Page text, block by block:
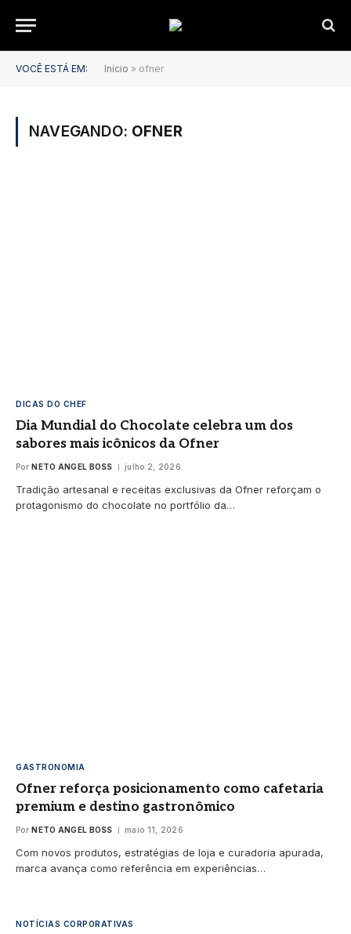
VOCÊ ESTÁ EM: Início » ofner
NAVEGANDO: OFNER
DICAS DO CHEF
Dia Mundial do Chocolate celebra um dos
sabores mais icônicos da Ofner
Por NETO ANGEL BOSS julho 2, 2026
Tradição artesanal e receitas exclusivas da Ofner reforçam o
protagonismo do chocolate no portfólio da…
GASTRONOMIA
Ofner reforça posicionamento como cafetaria
premium e destino gastronômico
Por NETO ANGEL BOSS maio 11, 2026
Com novos produtos, estratégias de loja e curadoria apurada,
marca avança como referência em experiências…
NOTÍCIAS CORPORATIVAS